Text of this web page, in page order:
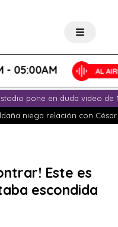
pone en duda video de
niega relación con
Este es
escondida